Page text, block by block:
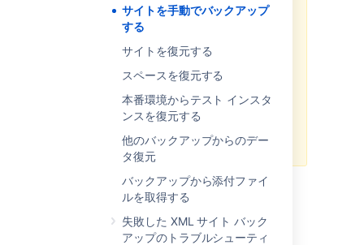
サイトを手動でバックアップ
する
サイトを復元する
スペースを復元する
本番環境からテスト インスタ
ンスを復元する
他のバックアップからのデー
タ復元
バックアップから添付ファイ
ルを取得する
失敗した XML サイト バック
アップのトラブルシューティ
ないすべてのアプリをすべて再
インストールする必要がありま
バックアップではバックアップ
されません)。
以前のバージョンの Confluence
にサイト エクスポートの XMLフ
ァイルをインポートすることは
できません。
サイト エクスポート ファ
イルを作成する